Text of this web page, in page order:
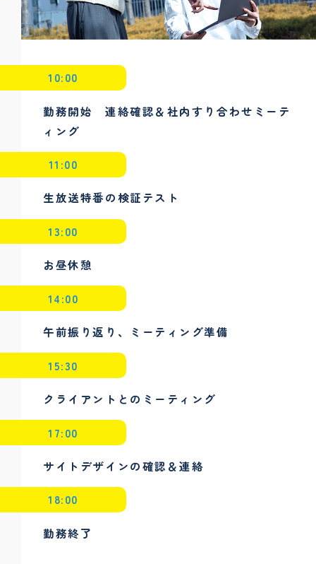
10:00
勤務開始 連絡確認＆社内すり合わせミーテ
ィング
11:00
生放送特番の検証テスト
13:00
お昼休憩
14:00
午前振り返り、ミーティング準備
15:30
クライアントとのミーティング
17:00
サイトデザインの確認＆連絡
18:00
勤務終了